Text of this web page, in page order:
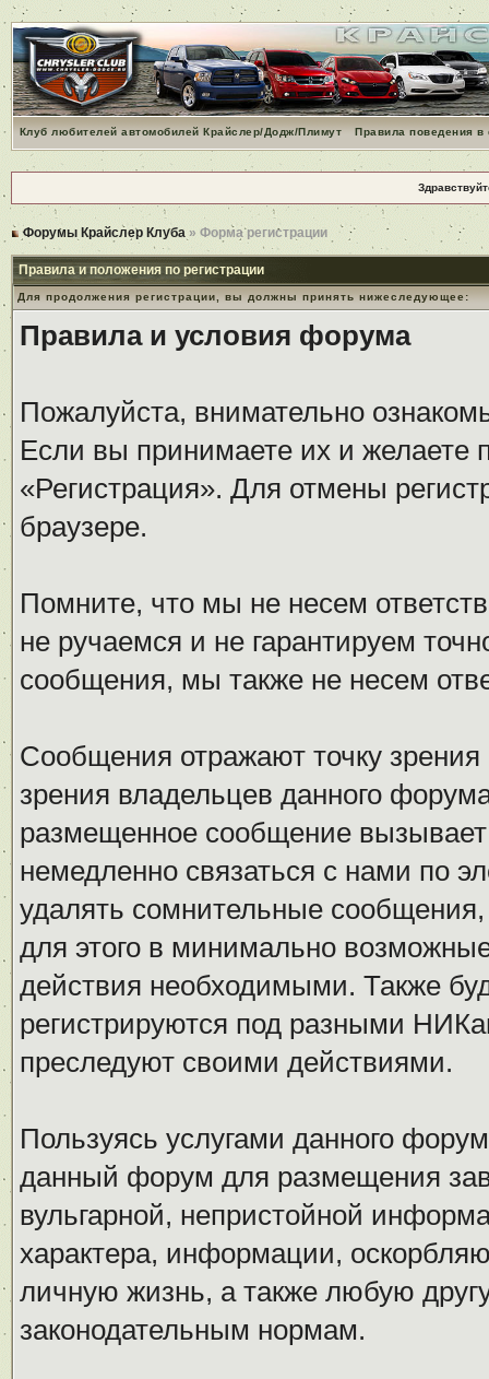
Клуб любителей автомобилей Крайслер/Додж/Плимут Правила поведения
Форумы Крайслер Клуба » Форма регистрации
Правила и положения по регистрации
Для продолжения регистрации, вы должны принять нижеследующее:
Правила и условия форума
Пожалуйста, внимательно
Если вы принимаете их и желаете
«Регистрация». Для отмены
браузере.
Помните, что мы не несем
не ручаемся и не гарантируем
сообщения, мы также не несем
Сообщения отражают точку
зрения владельцев данного
размещенное сообщение
немедленно связаться с нами по
удалять сомнительные
для этого в минимально
действия необходимыми. Также
регистрируются под разными
преследуют своими действиями.
Пользуясь услугами данного
данный форум для размещения
вульгарной, непристойной
характера, информации,
личную жизнь, а также любую
законодательным нормам.